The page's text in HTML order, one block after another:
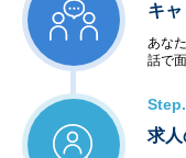
キ
あな
話で
求